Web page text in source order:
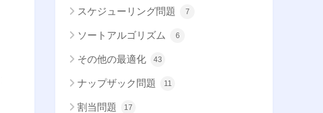
スケジューリング問題 7
ソートアルゴリズム 6
その他の最適化 43
ナップザック問題 11
割当問題 17